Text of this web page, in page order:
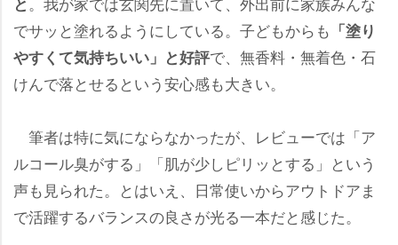
でサッと塗れるようにしている。子どもからも 「塗り
すくて気持ちいい」と好評で、無香料・無着色・石
けんで落とせるという安心感も大きい。
筆者は特に気にならなかったが、レビューでは「ア
ルコール臭がする」「肌が少しピリッとする」という
声も見られた。とはいえ、日常使いからアウトドアま
で活躍するバランスの良さが光る一本だと感じた。